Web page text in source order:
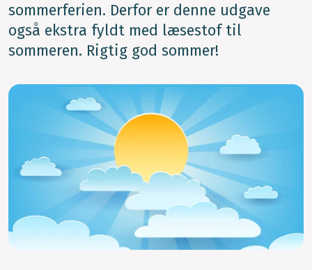
sommerferien. Derfor er denne udgave
også ekstra fyldt med læsestof til
sommeren. Rigtig god sommer!